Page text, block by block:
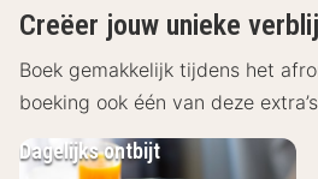
stadsverkenners. Met een
en een korte afstand tot
beste van beide werelden.
bezienswaardigheden zijn onder
Creëer jouw unieke
Boek gemakkelijk tijdens het
boeking ook één van deze
Dagelijks ontbijt